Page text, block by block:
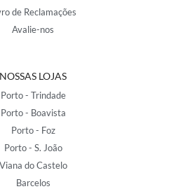
de Reclamações
Avalie-nos
NOSSAS LOJAS
Porto - Trindade
Porto - Boavista
Porto - Foz
Porto - S. João
Viana do Castelo
Barcelos